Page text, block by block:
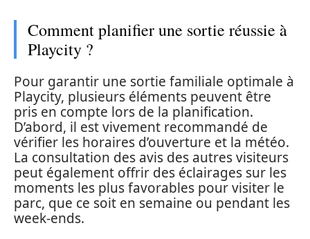
Comment planifier une sortie réussie à
Playcity ?
Pour garantir une sortie familiale optimale à
Playcity, plusieurs éléments peuvent être
pris en compte lors de la planification.
D’abord, il est vivement recommandé de
vérifier les horaires d’ouverture et la météo.
La consultation des avis des autres visiteurs
peut également offrir des éclairages sur les
moments les plus favorables pour visiter le
parc, que ce soit en semaine ou pendant les
week-ends.